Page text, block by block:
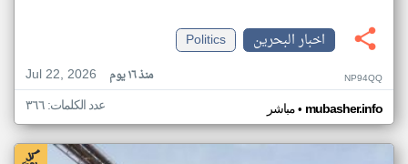
اخبار البحرين
Politics
Jul 22, 2026
منذ ١٦ يوم NP94QQ
مباشر• mubasher.info عدد الكلمات: ٣٦٦